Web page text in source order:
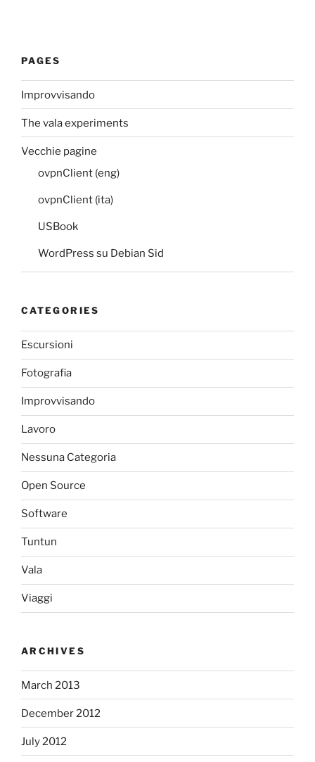
PAGES
Improvvisando
The vala experiments
Vecchie pagine
ovpnClient (eng)
ovpnClient (ita)
USBook
WordPress su Debian Sid
CATEGORIES
Escursioni
Fotografia
Improvvisando
Lavoro
Nessuna Categoria
Open Source
Software
Tuntun
Vala
Viaggi
ARCHIVES
March 2013
December 2012
July 2012